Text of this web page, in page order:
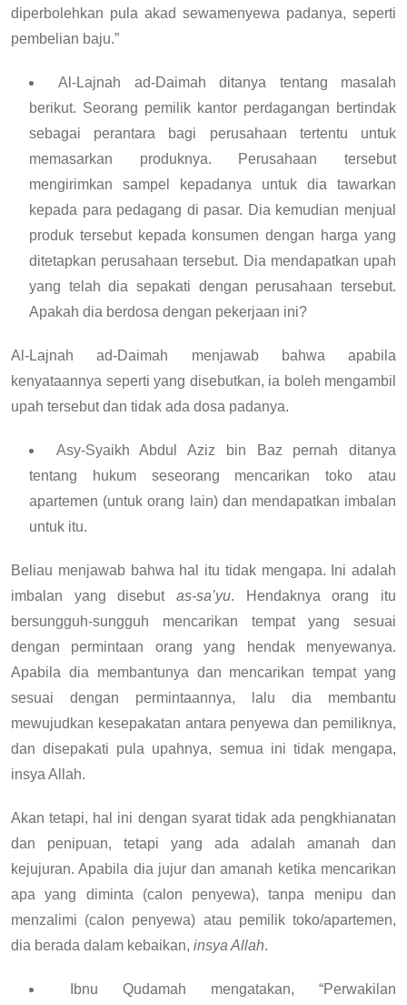
diperbolehkan pula akad sewamenyewa padanya, seperti
pembelian baju.”
Al-Lajnah ad-Daimah ditanya tentang masalah
berikut. Seorang pemilik kantor perdagangan bertindak
sebagai perantara bagi perusahaan tertentu untuk
memasarkan produknya. Perusahaan tersebut
mengirimkan sampel kepadanya untuk dia tawarkan
kepada para pedagang di pasar. Dia kemudian menjual
produk tersebut kepada konsumen dengan harga yang
ditetapkan perusahaan tersebut. Dia mendapatkan upah
yang telah dia sepakati dengan perusahaan tersebut.
Apakah dia berdosa dengan pekerjaan ini?
Al-Lajnah ad-Daimah menjawab bahwa apabila
kenyataannya seperti yang disebutkan, ia boleh mengambil
upah tersebut dan tidak ada dosa padanya.
Asy-Syaikh Abdul Aziz bin Baz pernah ditanya
tentang hukum seseorang mencarikan toko atau
apartemen (untuk orang lain) dan mendapatkan imbalan
untuk itu.
Beliau menjawab bahwa hal itu tidak mengapa. Ini adalah
imbalan yang disebut as-sa’yu. Hendaknya orang itu
bersungguh-sungguh mencarikan tempat yang sesuai
dengan permintaan orang yang hendak menyewanya.
Apabila dia membantunya dan mencarikan tempat yang
sesuai dengan permintaannya, lalu dia membantu
mewujudkan kesepakatan antara penyewa dan pemiliknya,
dan disepakati pula upahnya, semua ini tidak mengapa,
insya Allah.
Akan tetapi, hal ini dengan syarat tidak ada pengkhianatan
dan penipuan, tetapi yang ada adalah amanah dan
kejujuran. Apabila dia jujur dan amanah ketika mencarikan
apa yang diminta (calon penyewa), tanpa menipu dan
menzalimi (calon penyewa) atau pemilik toko/apartemen,
dia berada dalam kebaikan, insya Allah.
Ibnu Qudamah mengatakan, “Perwakilan